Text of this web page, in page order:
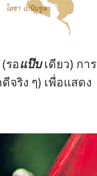
(รอ​แป๊บเดียว) การ​
จริง ๆ) เพื่อ​แสดง​